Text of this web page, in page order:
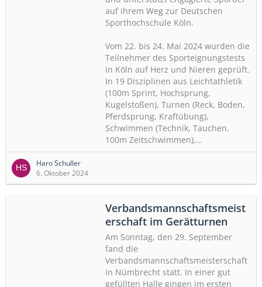
auf ihrem Weg zur Deutschen
Sporthochschule Köln.
Vom 22. bis 24. Mai 2024 wurden die
Teilnehmer des Sporteignungstests
in Köln auf Herz und Nieren geprüft.
In 19 Disziplinen aus Leichtathletik
(100m Sprint, Hochsprung,
Kugelstoßen), Turnen (Reck, Boden,
Pferdsprung, Kraftübung),
Schwimmen (Technik, Tauchen,
100m Zeitschwimmen),…
Haro Schuller
6. Oktober 2024
Verbandsmannschaftsmeist
erschaft im Gerätturnen
Am Sonntag, den 29. September
fand die
Verbandsmannschaftsmeisterschaft
in Nümbrecht statt. In einer gut
gefüllten Halle gingen im ersten